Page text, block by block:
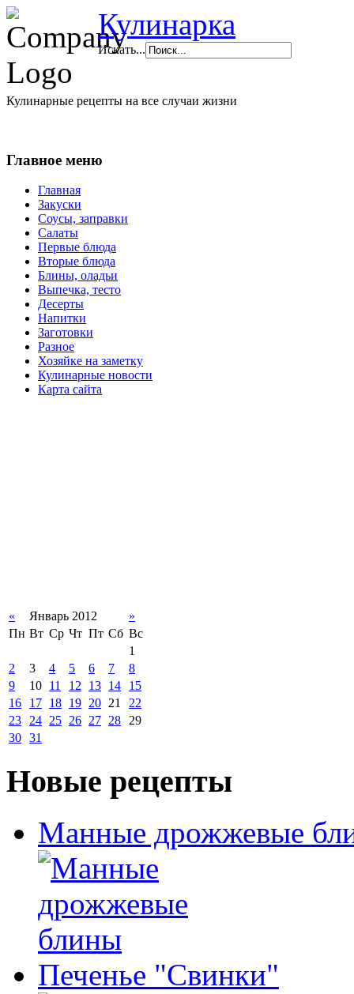
Кулинарка
Искать...
Кулинарные рецепты на все случаи жизни
Главное меню
Главная
Закуски
Соусы, заправки
Салаты
Первые блюда
Вторые блюда
Блины, оладьи
Выпечка, тесто
Десерты
Напитки
Заготовки
Разное
Хозяйке на заметку
Кулинарные новости
Карта сайта
« Январь 2012
»
Пн Вт Ср Чт Пт Сб Вс
1
2
3 4 5 6 7
8
9
10 11 12 13 14
15
16
17 18 19 20 21
22
23 24 25 26 27 28 29
30 31
Новые рецепты
Манные дрожжевые
Печенье "Свинки"